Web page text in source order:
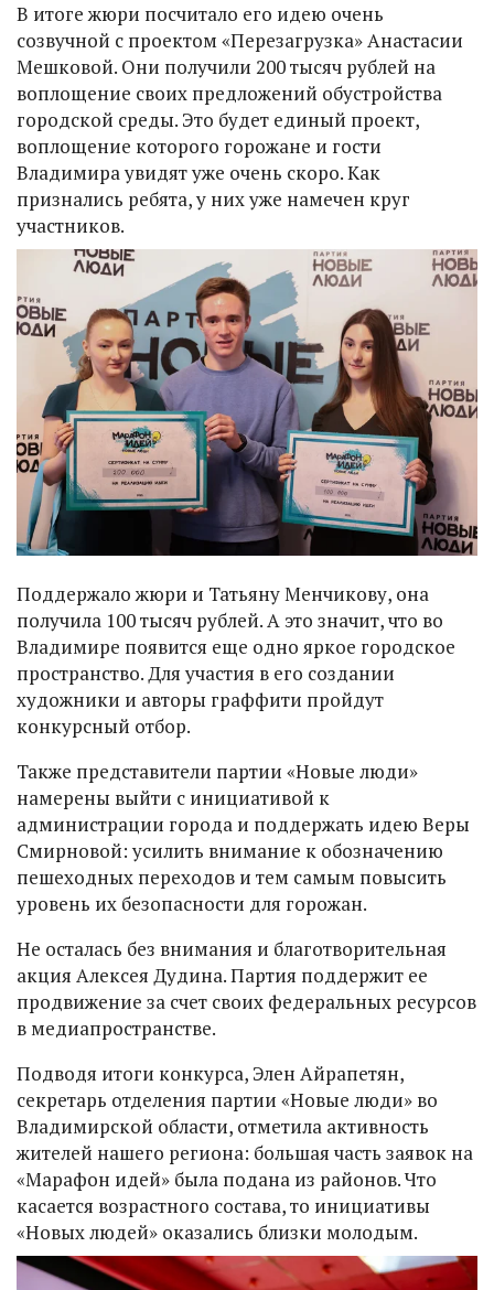
В итоге жюри посчитало его идею очень
созвучной с проектом «Перезагрузка» Анастасии
Мешковой. Они получили 200 тысяч рублей на
воплощение своих предложений обустройства
городской среды. Это будет единый проект,
воплощение которого горожане и гости
Владимира увидят уже очень скоро. Как
признались ребята, у них уже намечен круг
участников.
Поддержало жюри и Татьяну Менчикову, она
получила 100 тысяч рублей. А это значит, что во
Владимире появится еще одно яркое городское
пространство. Для участия в его создании
художники и авторы граффити пройдут
конкурсный отбор.
Также представители партии «Новые люди»
намерены выйти с инициативой к
администрации города и поддержать идею Веры
Смирновой: усилить внимание к обозначению
пешеходных переходов и тем самым повысить
уровень их безопасности для горожан.
Не осталась без внимания и благотворительная
акция Алексея Дудина. Партия поддержит ее
продвижение за счет своих федеральных ресурсов
в медиапространстве.
Подводя итоги конкурса, Элен Айрапетян,
секретарь отделения партии «Новые люди» во
Владимирской области, отметила активность
жителей нашего региона: большая часть заявок на
«Марафон идей» была подана из районов. Что
касается возрастного состава, то инициативы
«Новых людей» оказались близки молодым.